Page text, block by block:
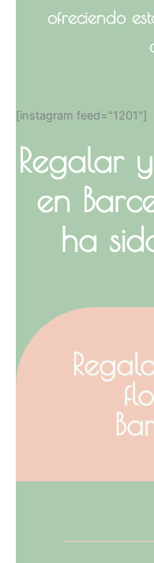
ofreciendo
[instagram feed="1201"]
Regalar
en
ha